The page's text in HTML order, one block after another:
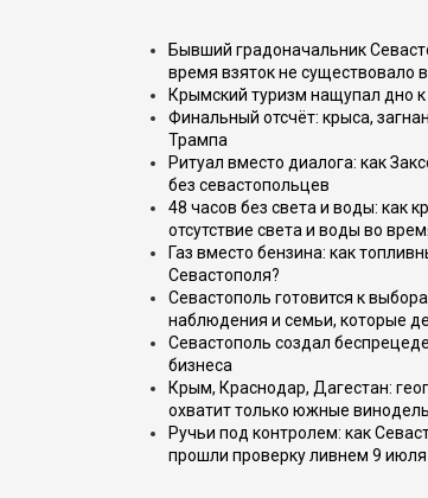
Бывший градоначальник
время взяток не существовало
Крымский туризм нащупал дно
Финальный отсчёт: крыса,
Трампа
Ритуал вместо диалога: как
без севастопольцев
48 часов без света и воды: как
отсутствие света и воды во
Газ вместо бензина: как
Севастополя?
Севастополь готовится к
наблюдения и семьи, которые
Севастополь создал
бизнеса
Крым, Краснодар, Дагестан:
охватит только южные
Ручьи под контролем: как
прошли проверку ливнем 9 июля